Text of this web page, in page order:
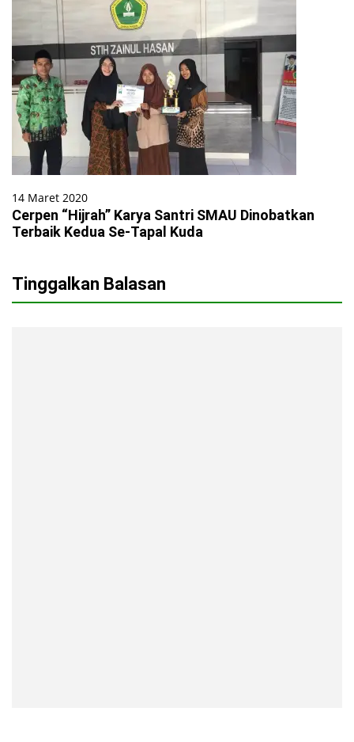
14 Maret 2020
Cerpen “Hijrah” Karya Santri SMAU Dinobatkan
Terbaik Kedua Se-Tapal Kuda
Tinggalkan Balasan